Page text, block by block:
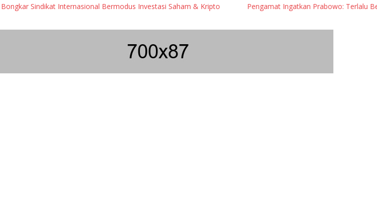
Sindikat Internasional Bermodus Investasi Saham & Kripto Pengamat Ingatkan Prabowo: Terlalu